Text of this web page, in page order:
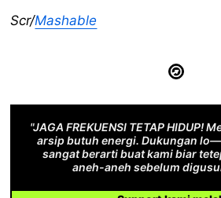
Scr/Mashable
"JAGA FREKUENSI TETAP HIDUP!
arsip butuh energi. Dukungan
sangat berarti buat kami biar
aneh-aneh sebelum